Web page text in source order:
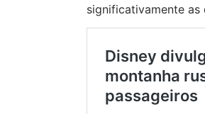
significativamente as